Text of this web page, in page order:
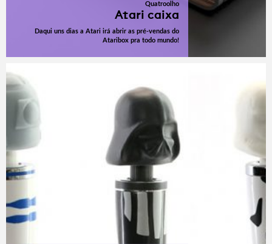
Quatroolho
Atari caixa
Daqui uns dias a Atari irá abrir as pré-vendas do
Ataribox pra todo mundo!